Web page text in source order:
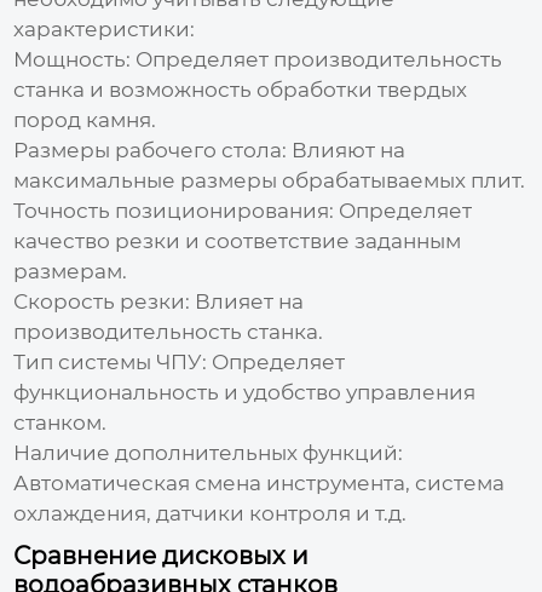
характеристики:
Мощность: Определяет производительность
станка и возможность обработки твердых
пород камня.
Размеры рабочего стола: Влияют на
максимальные размеры обрабатываемых плит.
Точность позиционирования: Определяет
качество резки и соответствие заданным
размерам.
Скорость резки: Влияет на
производительность станка.
Тип системы ЧПУ: Определяет
функциональность и удобство управления
станком.
Наличие дополнительных функций:
Автоматическая смена инструмента, система
охлаждения, датчики контроля и т.д.
Сравнение дисковых и
водоабразивных станков